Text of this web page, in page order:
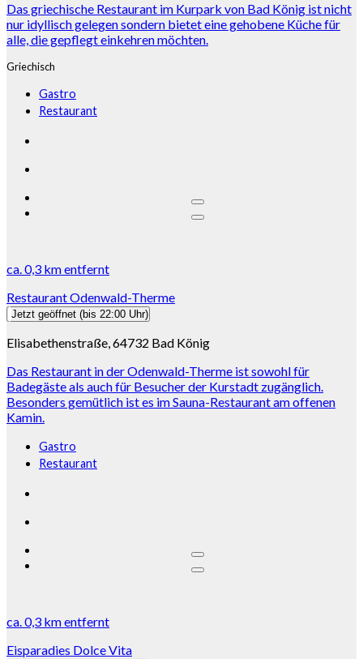
Das griechische Restaurant im Kurpark von Bad König ist nicht
nur idyllisch gelegen sondern bietet eine gehobene Küche für
alle, die gepflegt einkehren möchten.
Griechisch
Gastro
Restaurant
ca.0,3 kmentfernt
Restaurant Odenwald-Therme
Jetzt geöffnet (bis 22:00 Uhr)
Elisabethenstraße, 64732 Bad König
Das Restaurant in der Odenwald-Therme ist sowohl für
Badegäste als auch für Besucher der Kurstadt zugänglich.
Besonders gemütlich ist es im Sauna-Restaurant am offenen
Kamin.
Gastro
Restaurant
ca.0,3 kmentfernt
Eisparadies Dolce Vita